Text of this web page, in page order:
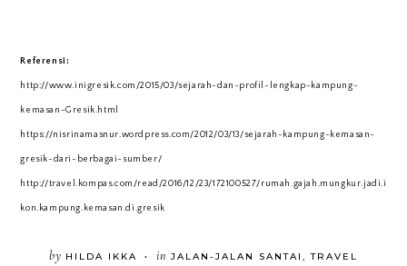
Referensi:
http://www.inigresik.com/2015/03/sejarah-dan-profil-lengkap-kampung-
kemasan-Gresik.html
https://nisrinamasnur.wordpress.com/2012/03/13/sejarah-kampung-kemasan-
gresik-dari-berbagai-sumber/
http://travel.kompas.com/read/2016/12/23/172100527/rumah.gajah.mungkur.jadi.i
kon.kampung.kemasan.di.gresik
by HILDA IKKA • in JALAN-JALAN SANTAI ,TRAVEL